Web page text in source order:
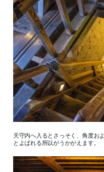
天守内へ入るとさっそく、角度お
とよばれる所以がうかがえます。